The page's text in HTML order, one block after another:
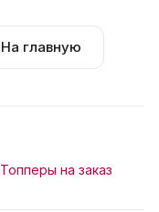
На главную
Топперы на заказ